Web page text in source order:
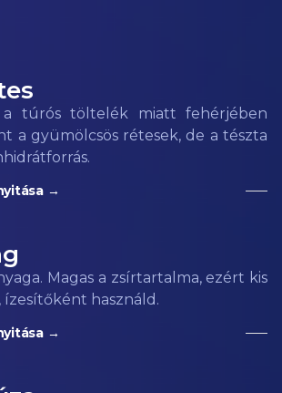
túrós töltelék miatt fehérjében
a gyümölcsös rétesek, de a tészta
→
Magas a zsírtartalma, ezért kis
ízesítőként használd.
→